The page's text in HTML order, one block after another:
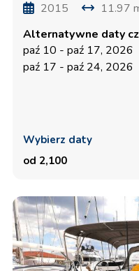
2015 11.97
Alternatywne daty
paź 10 - paź 17, 2026
paź 17 - paź 24, 2026
Wybierz daty
od 2,100